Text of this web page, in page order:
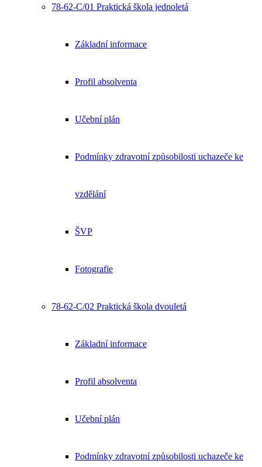
78-62-C/01 Praktická škola jednoletá
Základní informace
Profil absolventa
Učební plán
Podmínky zdravotní způsobilosti uchazeče ke
vzdělání
ŠVP
Fotografie
78-62-C/02 Praktická škola dvouletá
Základní informace
Profil absolventa
Učební plán
Podmínky zdravotní způsobilosti uchazeče ke